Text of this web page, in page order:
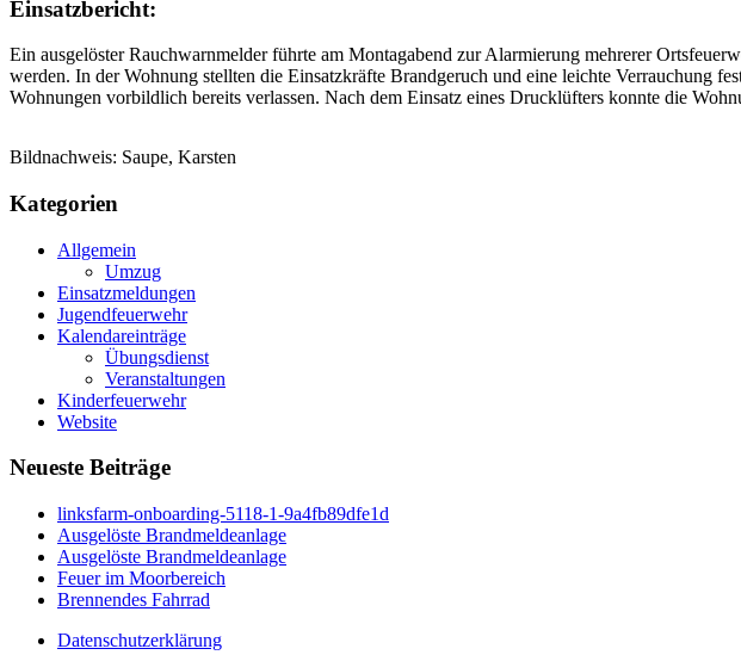
Einsatzbericht:
Ein ausgelöster Rauchwarnmelder führte am Montagabend zur Alarmierung mehrerer
werden. In der Wohnung stellten die Einsatzkräfte Brandgeruch und eine leichte Verrauchung
Wohnungen vorbildlich bereits verlassen. Nach dem Einsatz eines Drucklüfters konnte die
Bildnachweis: Saupe, Karsten
Kategorien
Allgemein
Umzug
Einsatzmeldungen
Jugendfeuerwehr
Kalendareinträge
Übungsdienst
Veranstaltungen
Kinderfeuerwehr
Website
Neueste Beiträge
linksfarm-onboarding-5118-1-9a4fb89dfe1d
Ausgelöste Brandmeldeanlage
Ausgelöste Brandmeldeanlage
Feuer im Moorbereich
Brennendes Fahrrad
Datenschutzerklärung